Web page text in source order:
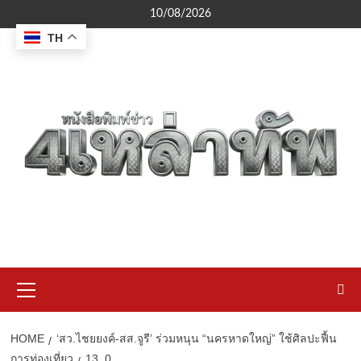
to
content
10/08/2026
Menu
HOME
‘สว.ไชยยงค์-สส.จูรี’ ร่วมหนุน “นครหาดใหญ่” ใช้ศิลปะฟื้น
TH